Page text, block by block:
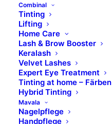
Combinal
Tinting
Lifting
Home Care
Lash & Brow Booster
Keralash
Velvet Lashes
Expert Eye Treatment
Tinting at home – Färben
Hybrid Tinting
Mavala
Nagelpflege
Handpflege